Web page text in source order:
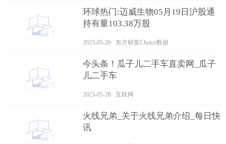
环球热门:迈威生物05月19日沪股通
持有量103.38万股
2023-05-20 东方财富Choice数据
今头条！瓜子儿二手车直卖网_瓜子
儿二手车
2023-05-20 互联网
火线兄弟_关于火线兄弟介绍_每日快
讯